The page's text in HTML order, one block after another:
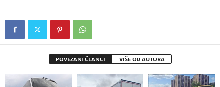
POVEZANI ČLANCI VIŠE OD AUTORA